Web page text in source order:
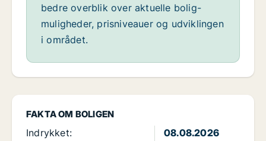
FAKTA OM BOLIGEN
Indrykket:
08.08.2026
bedre overblik over aktuelle bolig-
muligheder, prisniveauer og udviklingen
i området.